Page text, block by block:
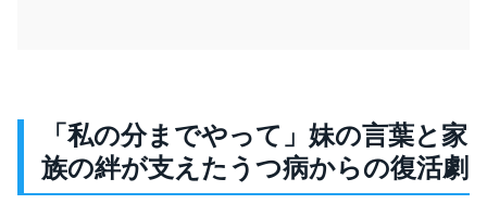
「私の分までやって」妹の言葉と家
族の絆が支えたうつ病からの復活劇